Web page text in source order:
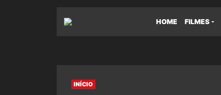
HOME FILMES
INÍCIO